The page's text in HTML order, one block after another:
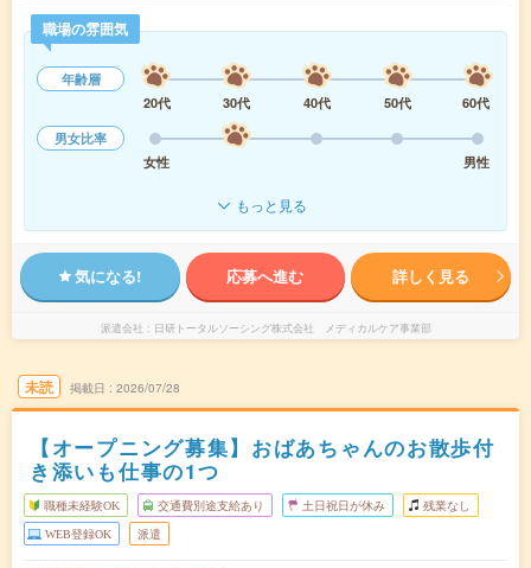
職場の雰囲気
年齢層
20代
30代 40代 50代
60代
男女比率
女性
男性
もっと見る
気になる! 応募へ進む 詳しく見る
派遣会社 日研トータルソーシング株式会社 メディカルケア事業部
未読 掲載日 2026/07/28
【オープニング募集】おばあちゃんのお散歩付
き添いも仕事の1つ
職種未経験OK 交通費別途支給あり 土日祝日が休み 残業なし
WEB登録OK 派遣